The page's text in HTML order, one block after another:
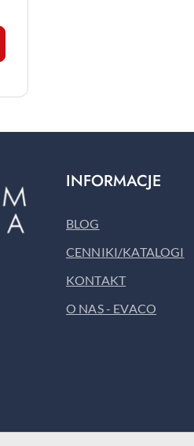
INFORMACJE
BLOG
CENNIKI/KATALOGI
KONTAKT
O NAS - EVACO